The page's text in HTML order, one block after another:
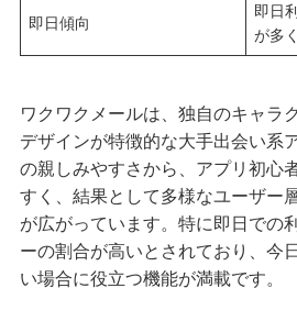
即日傾向
即日
が多
ワクワクメールは、独自のキャラ
デザインが特徴的な大手出会い系
の親しみやすさから、アプリ初心
すく、結果として多様なユーザー
が広がっています。特に即日での
ーの割合が高いとされており、今
い場合に役立つ機能が満載です。